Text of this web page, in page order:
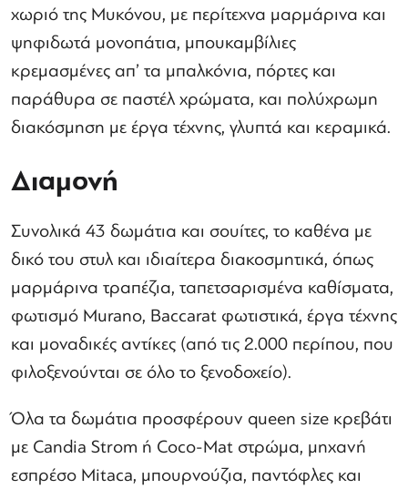
χωριό της Μυκόνου, με περίτεχνα μαρμάρινα και
ψηφιδωτά μονοπάτια, μπουκαμβίλιες
κρεμασμένες απ’ τα μπαλκόνια, πόρτες και
παράθυρα σε παστέλ χρώματα, και πολύχρωμη
διακόσμηση με έργα τέχνης, γλυπτά και κεραμικά.
Διαμονή
Συνολικά 43 δωμάτια και σουίτες, το καθένα με
δικό του στυλ και ιδιαίτερα διακοσμητικά, όπως
μαρμάρινα τραπέζια, ταπετσαρισμένα καθίσματα,
φωτισμό Murano, Baccarat φωτιστικά, έργα τέχνης
και μοναδικές αντίκες (από τις 2.000 περίπου, που
φιλοξενούνται σε όλο το ξενοδοχείο).
Όλα τα δωμάτια προσφέρουν queen size κρεβάτι
με Candia Strom ή Coco-Mat στρώμα, μηχανή
εσπρέσο Mitaca, μπουρνούζια, παντόφλες και